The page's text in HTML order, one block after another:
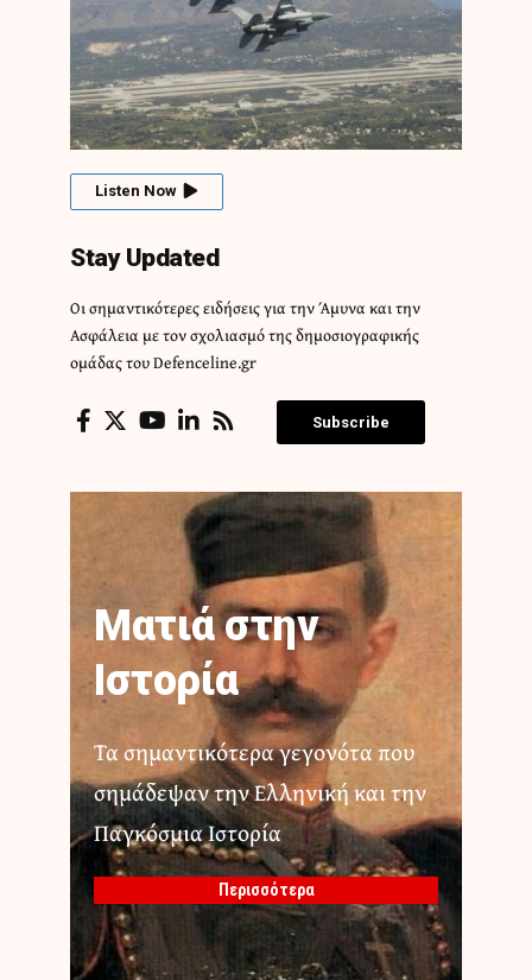
Listen Now
Stay Updated
Οι σημαντικότερες ειδήσεις για την Άμυνα και την
Ασφάλεια με τον σχολιασμό της δημοσιογραφικής
ομάδας του Defenceline.gr
Subscribe
Ματιά στην
Ιστορία
Τα σημαντικότερα γεγονότα που
σημάδεψαν την Ελληνική και την
Παγκόσμια Ιστορία
Περισσότερα